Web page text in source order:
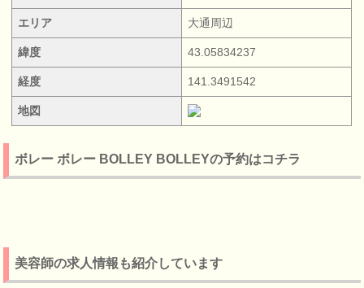
エリア 大通周辺
緯度 43.05834237
経度 141.3491542
地図
ボレー ボレー BOLLEY BOLLEYの予約はコチラ
美容師の求人情報も紹介しています